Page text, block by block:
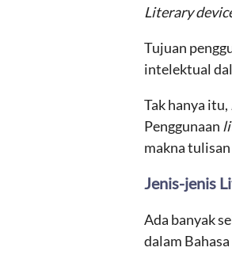
Literary
Tujuan
intelektual
Tak hanya itu,
Penggunaan
makna
Jenis-jenis
Ada banyak
dalam